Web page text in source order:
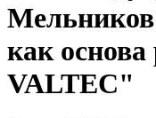
как основа
VALTEC"